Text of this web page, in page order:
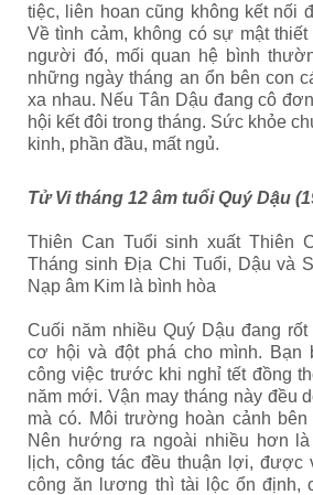
tiệc, liên hoan cũng không kết nối
Về tình cảm, không có sự mật
người đó, mối quan hệ bình
những ngày tháng an ổn bên con
xa nhau. Nếu Tân Dậu đang cô
hội kết đôi trong tháng. Sức khỏe
kinh, phần đầu, mất ngủ.
Tử Vi tháng 12 âm tuổi Quý Dậu
Thiên Can Tuổi sinh xuất Thiên
Tháng sinh Địa Chi Tuổi, Dậu và
Nạp âm Kim là bình hòa
Cuối năm nhiều Quý Dậu đang
cơ hội và đột phá cho mình. Bạn
công việc trước khi nghỉ tết đồng
năm mới. Vận may tháng này đều
mà có. Môi trường hoàn cảnh
Nên hướng ra ngoài nhiều hơn
lịch, công tác đều thuận lợi,
công ăn lương thì tài lộc ổn định,